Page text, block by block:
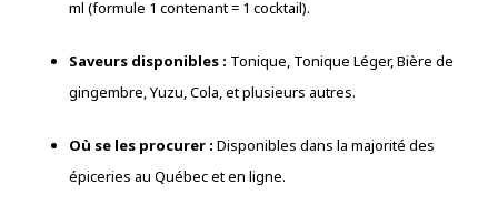
ml (formule 1 contenant = 1 cocktail).
Saveurs disponibles : Tonique, Tonique Léger, Bière de
gingembre, Yuzu, Cola, et plusieurs autres.
Où se les procurer : Disponibles dans la majorité des
épiceries au Québec et en ligne.